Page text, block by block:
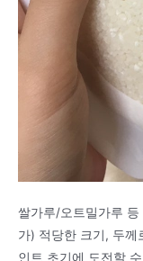
쌀가루/오트밀가루 등
가) 적당한 크기, 두께
인트 초기에 도전할